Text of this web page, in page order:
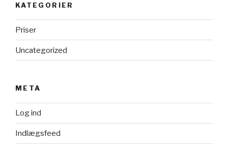
KATEGORIER
Priser
Uncategorized
META
Log ind
Indlægsfeed